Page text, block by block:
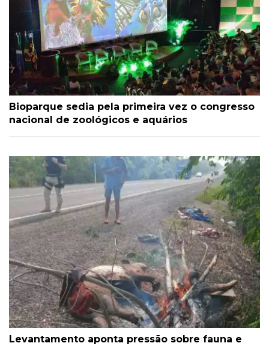
Bioparque sedia pela primeira vez o congresso
nacional de zoológicos e aquários
Levantamento aponta pressão sobre fauna e